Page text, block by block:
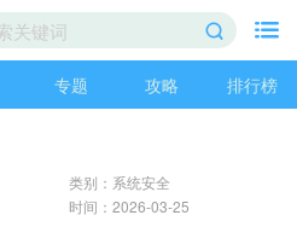
专题 攻略 排行榜
类别：系统安全
时间：2026-03-25